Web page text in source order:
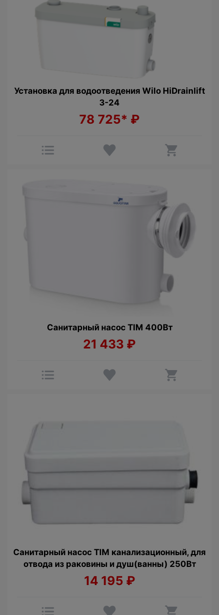
Установка для водоотведения Wilo HiDrainlift
3-24
78 725* ₽
Санитарный насос TIM 400Вт
21 433 ₽
Санитарный насос TIM канализационный, для
отвода из раковины и душ(ванны) 250Вт
14 195 ₽